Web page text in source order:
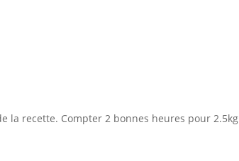
la recette. Compter 2 bonnes heures pour 2.5kg